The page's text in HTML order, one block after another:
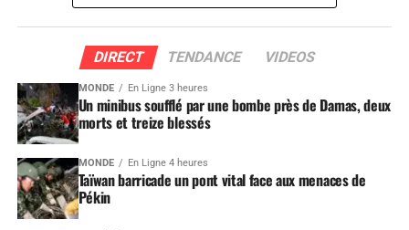
DIRECT TENDANCE VIDEOS
MONDE En Ligne 3 heures
Un minibus soufflé par une bombe près de Damas, deux
morts et treize blessés
MONDE En Ligne 4 heures
Taïwan barricade un pont vital face aux menaces de
Pékin